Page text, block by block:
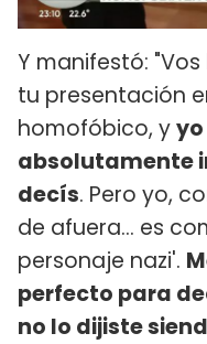
Y manifestó:
tu presentación
homofóbico, y
absolutamente
decís. Pero yo,
de afuera... es
personaje nazi'.
perfecto para
no lo dijiste